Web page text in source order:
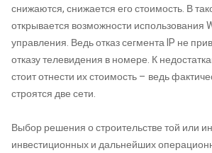
снижаются, снижается его стоимость. В
открывается возможности использования
управления. Ведь отказ сегмента IP не
отказу телевидения в номере. К
стоит отнести их стоимость – ведь
строятся две сети.
Выбор решения о строительстве той или
инвестиционных и дальнейших